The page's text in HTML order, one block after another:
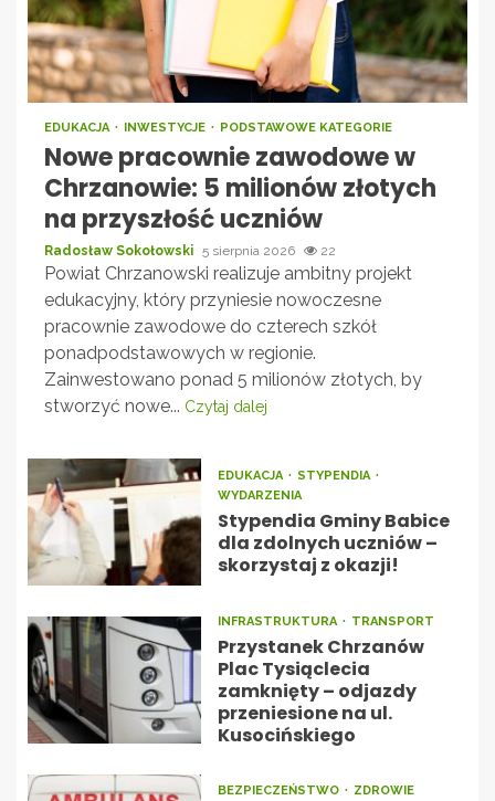
EDUKACJA INWESTYCJE PODSTAWOWE KATEGORIE
Nowe pracownie zawodowe w
Chrzanowie: 5 milionów złotych
na przyszłość uczniów
Radosław Sokołowski 5 sierpnia 2026 22
Powiat Chrzanowski realizuje ambitny projekt
edukacyjny, który przyniesie nowoczesne
pracownie zawodowe do czterech szkół
ponadpodstawowych w regionie.
Zainwestowano ponad 5 milionów złotych, by
stworzyć nowe... Czytaj dalej
EDUKACJA
STYPENDIA
WYDARZENIA
Stypendia Gminy Babice
dla zdolnych uczniów –
skorzystaj z okazji!
INFRASTRUKTURA TRANSPORT
Przystanek Chrzanów
Plac Tysiąclecia
zamknięty – odjazdy
przeniesione na ul.
Kusocińskiego
BEZPIECZEŃSTWO ZDROWIE